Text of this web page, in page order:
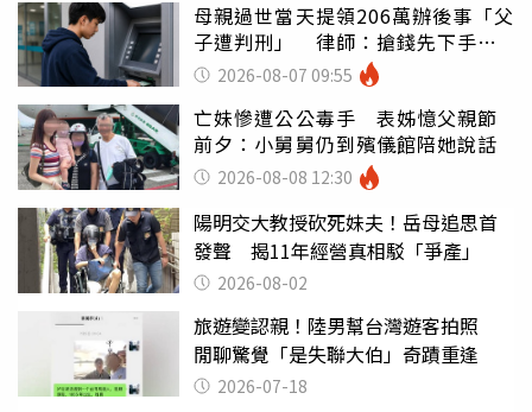
母親過世當天提領206萬辦後事「父
子遭判刑」 律師：搶錢先下手是
罪 2026-08-07 09:55
亡妹慘遭公公毒手 表姊憶父親節
前夕：小舅舅仍到殯儀館陪她說話
2026-08-08 12:30
陽明交大教授砍死妹夫！岳母追思首
發聲 揭11年經營真相駁「爭產」
2026-08-02
旅遊變認親！陸男幫台灣遊客拍照
閒聊驚覺「是失聯大伯」奇蹟重逢
2026-07-18